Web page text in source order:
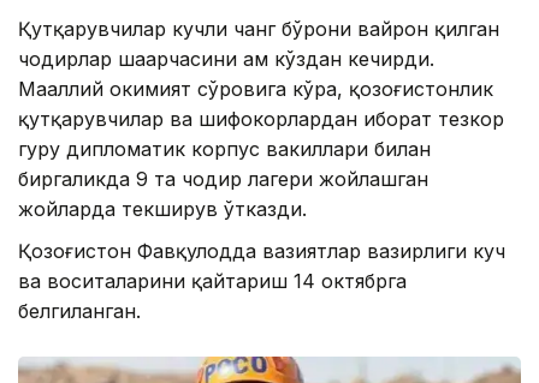
Қутқарувчилар кучли чанг бўрони вайрон қилган
чодирлар шаҳарчасини ҳам кўздан кечирди.
Маҳаллий ҳокимият сўровига кўра, қозоғистонлик
қутқарувчилар ва шифокорлардан иборат тезкор
гуруҳ дипломатик корпус вакиллари билан
биргаликда 9 та чодир лагери жойлашган
жойларда текширув ўтказди.
Қозоғистон Фавқулодда вазиятлар вазирлиги куч
ва воситаларини қайтариш 14 октябрга
белгиланган.